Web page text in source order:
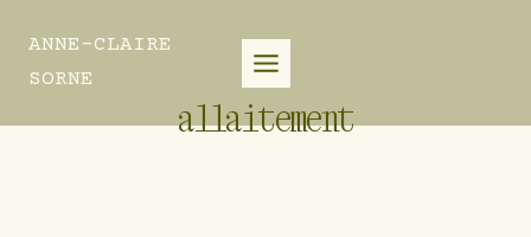
ANNE-CLAIRE
SORNE
allaitement